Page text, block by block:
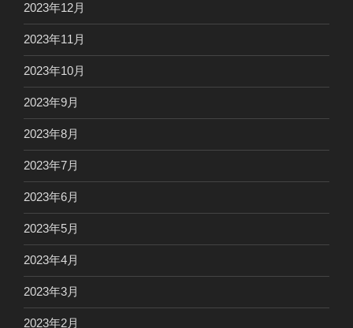
2023年12月
2023年11月
2023年10月
2023年9月
2023年8月
2023年7月
2023年6月
2023年5月
2023年4月
2023年3月
2023年2月